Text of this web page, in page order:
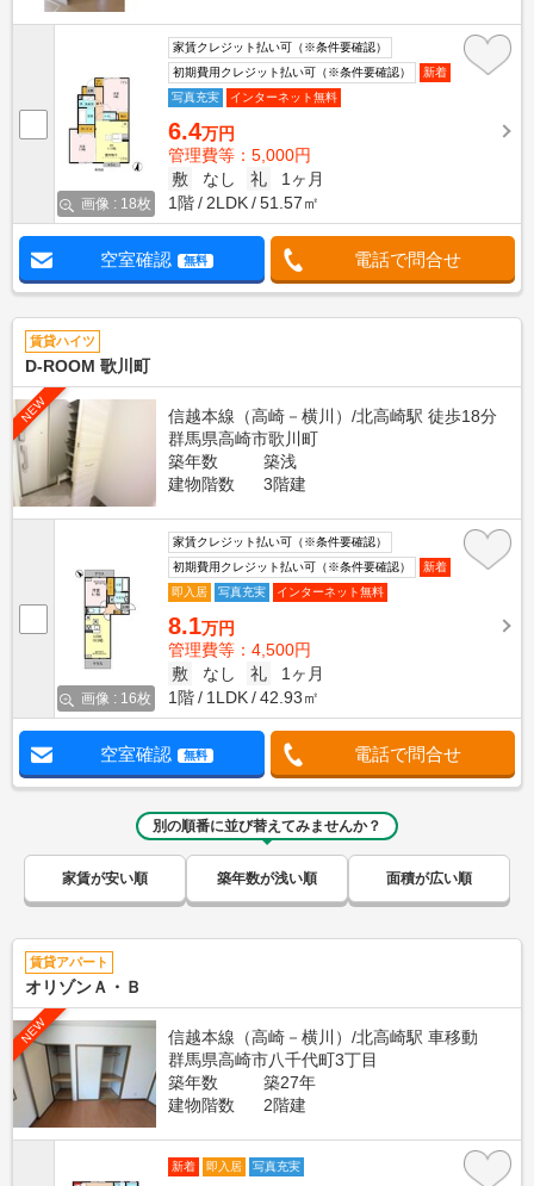
画像 : 18枚
家賃クレジット払い可（※条件要確認）
初期費用クレジット払い可（※条件要確認）
新着
写真充実
インターネット無料
6.4万円
管理費等：5,000円
敷
なし 礼
1ヶ月
1階
2LDK 51.57㎡
空室確認 無料 電話で問合せ
賃貸ハイツ
D-ROOM 歌川町
NEW
信越本線（高崎－横川）/北高崎駅 徒歩18分
群馬県高崎市歌川町
築年数
築浅
建物階数
3階建
画像 : 16枚
家賃クレジット払い可（※条件要確認）
初期費用クレジット払い可（※条件要確認）
新着
即入居
写真充実 インターネット無料
8.1万円
管理費等：4,500円
敷
なし 礼
1ヶ月
1階
1LDK 42.93㎡
空室確認 無料 電話で問合せ
別の順番に並び替えてみませんか？
家賃が安い順 築年数が浅い順 面積が広い順
賃貸アパート
オリゾンＡ・Ｂ
NEW
信越本線（高崎－横川）/北高崎駅 車移動
群馬県高崎市八千代町3丁目
築年数
築27年
建物階数
2階建
新着 即入居 写真充実